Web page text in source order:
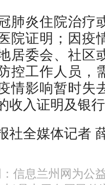
肺炎住院治疗
院证明；因疫
居委会、社区
控工作人员，
情影响暂时失
收入证明及银
社全媒体记者
信息兰州网为公